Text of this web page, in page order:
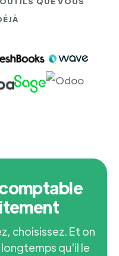
choisissez. Et on
qu'il le